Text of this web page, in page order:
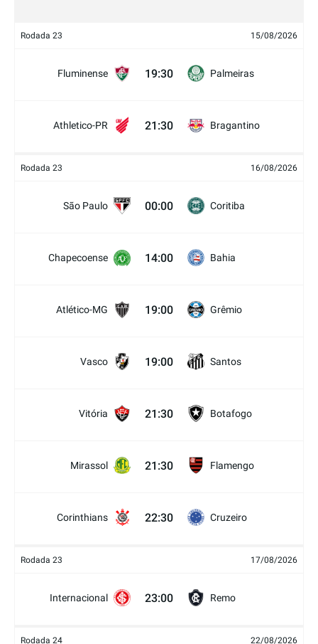
Rodada 23 15/08/2026
Fluminense 19:30 Palmeiras
Athletico-PR 21:30 Bragantino
Rodada 23 16/08/2026
São Paulo 00:00 Coritiba
Chapecoense 14:00 Bahia
Atlético-MG 19:00 Grêmio
Vasco 19:00 Santos
Vitória 21:30 Botafogo
Mirassol 21:30 Flamengo
Corinthians 22:30 Cruzeiro
Rodada 23 17/08/2026
Internacional 23:00 Remo
Rodada 24 22/08/2026